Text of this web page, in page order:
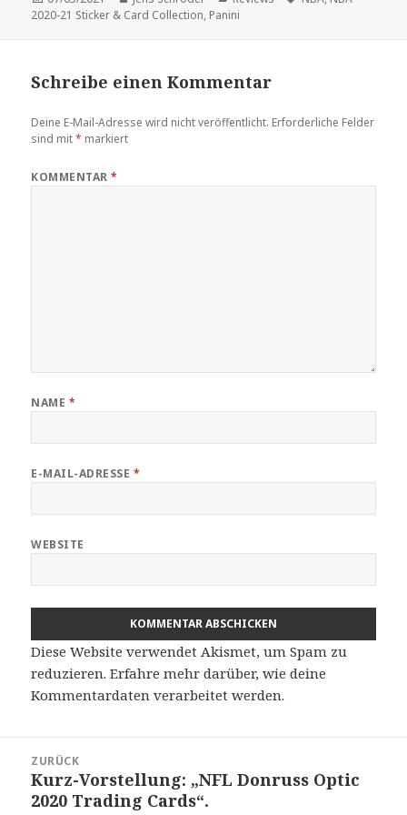
am
2020-21 Sticker & Card Collection, Panini
Schreibe einen Kommentar
Deine E-Mail-Adresse wird nicht veröffentlicht. Erforderliche Felder
sind mit* markiert
KOMMENTAR*
NAME *
E-MAIL-ADRESSE *
WEBSITE
Diese Website verwendet Akismet, um Spam zu
reduzieren.Erfahre mehr darüber, wie deine
Kommentardaten verarbeitet werden.
ZURÜCK
Vorheriger
Beitrag:
Kurz-Vorstellung: „NFL Donruss Optic
2020 Trading Cards“.